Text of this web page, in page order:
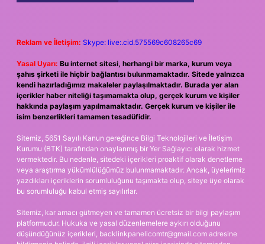
Reklam ve İletişim: Skype: live:.cid.575569c608265c69
Yasal Uyarı: Bu internet sitesi, herhangi bir marka, kurum veya
şahıs şirketi ile hiçbir bağlantısı bulunmamaktadır. Sitede yalnızca
kendi hazırladığımız makaleler paylaşılmaktadır. Burada yer alan
içerikler haber niteliği taşımamakta olup, gerçek kurum ve kişiler
hakkında paylaşım yapılmamaktadır. Gerçek kurum ve kişiler ile
isim benzerlikleri tamamen tesadüfidir.
Sitemiz, 5651 Sayılı Kanun gereğince Bilgi Teknolojileri ve İletişim
Kurumu (BTK) tarafından onaylanmış bir Yer Sağlayıcı olarak hizmet
vermektedir. Bu nedenle, sitedeki içerikleri proaktif olarak denetleme
veya araştırma yükümlülüğümüz bulunmamaktadır. Ancak, üyelerimiz
yazdıkları içeriklerin sorumluluğunu taşımakta olup, siteye üye olarak
bu sorumluluğu kabul etmiş sayılırlar.
Sitemiz, kar amacı gütmeyen ve tamamen ücretsiz bir bilgi paylaşım
platformudur. Hukuka ve yasal düzenlemelere aykırı olduğunu
düşündüğünüz içerikleri, backlinkpanelicomtr@gmail.com adresine